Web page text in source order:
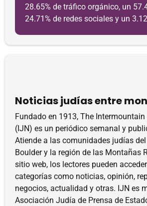
28.65% de tráfico orgánico, un
24.71% de redes sociales y un
Noticias judías entre
Fundado en 1913, The
(IJN) es un periódico semanal y
Atiende a las comunidades judías del
Boulder y la región de las Montañas
sitio web, los lectores pueden
categorías como noticias, opinión,
negocios, actualidad y otras. IJN es
Asociación Judía de Prensa de